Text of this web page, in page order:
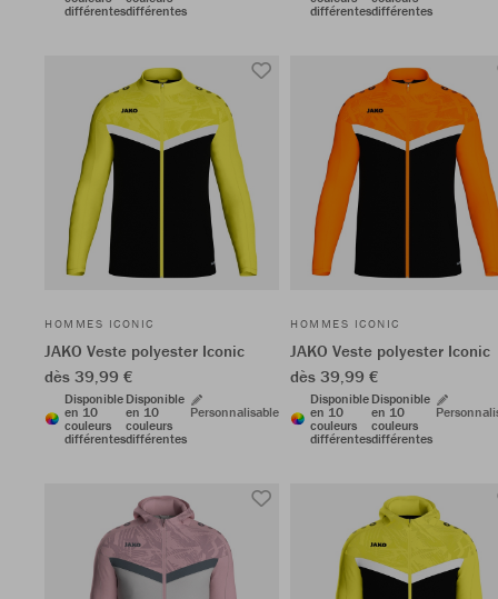
différentesdifférentes
différentesdifférentes
HOMMES ICONIC
JAKO Veste polyester Iconic
dès 39,99 €
Disponible
en 10
couleurs
différentes
Disponible
en 10
couleurs
différentes
Personnalisable
HOMMES ICONIC
JAKO Veste polyester Iconic
dès 39,99 €
Disponible
en 10
couleurs
différentes
Disponible
en 10
couleurs
différentes